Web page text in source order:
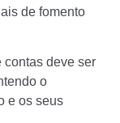
de fomento
contas deve ser
o
e os seus